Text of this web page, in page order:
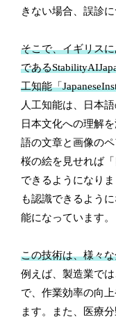
きない場合、誤診
そこで、イギリス
である
工知能「
人工知能は、日本
日本文化への理解
語の文章と画像の
桜の絵を見せれば
できるようになり
も認識できるよう
能になっています。
この技術は、様々
例えば、製造業で
で、作業効率の向
ます。また、医療